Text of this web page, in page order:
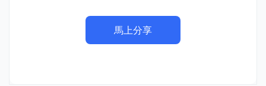
馬上分享